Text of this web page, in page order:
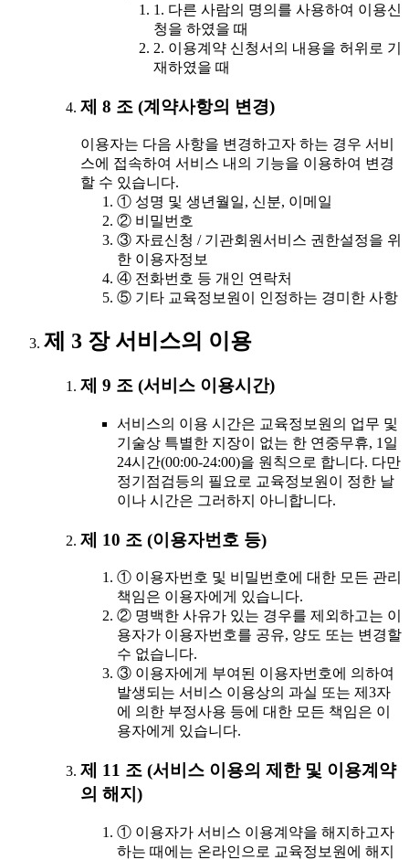
1. 다른 사람의 명의를 사용하여 이용신
청을 하였을 때
2. 이용계약 신청서의 내용을 허위로 기
재하였을 때
제 8 조 (계약사항의 변경)
이용자는 다음 사항을 변경하고자 하는 경우 서비
스에 접속하여 서비스 내의 기능을 이용하여 변경
할 수 있습니다.
① 성명 및 생년월일, 신분, 이메일
② 비밀번호
③ 자료신청 / 기관회원서비스 권한설정을 위
한 이용자정보
④ 전화번호 등 개인 연락처
⑤ 기타 교육정보원이 인정하는 경미한 사항
제 3 장 서비스의 이용
제 9 조 (서비스 이용시간)
서비스의 이용 시간은 교육정보원의 업무 및
기술상 특별한 지장이 없는 한 연중무휴, 1일
24시간(00:00-24:00)을 원칙으로 합니다. 다만
정기점검등의 필요로 교육정보원이 정한 날
이나 시간은 그러하지 아니합니다.
제 10 조 (이용자번호 등)
① 이용자번호 및 비밀번호에 대한 모든 관리
책임은 이용자에게 있습니다.
② 명백한 사유가 있는 경우를 제외하고는 이
용자가 이용자번호를 공유, 양도 또는 변경할
수 없습니다.
③ 이용자에게 부여된 이용자번호에 의하여
발생되는 서비스 이용상의 과실 또는 제3자
에 의한 부정사용 등에 대한 모든 책임은 이
용자에게 있습니다.
제 11 조 (서비스 이용의 제한 및 이용계약
의 해지)
① 이용자가 서비스 이용계약을 해지하고자
하는 때에는 온라인으로 교육정보원에 해지